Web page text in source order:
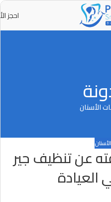
احجز
الأسنان
عن تنظيف جير
العيادة